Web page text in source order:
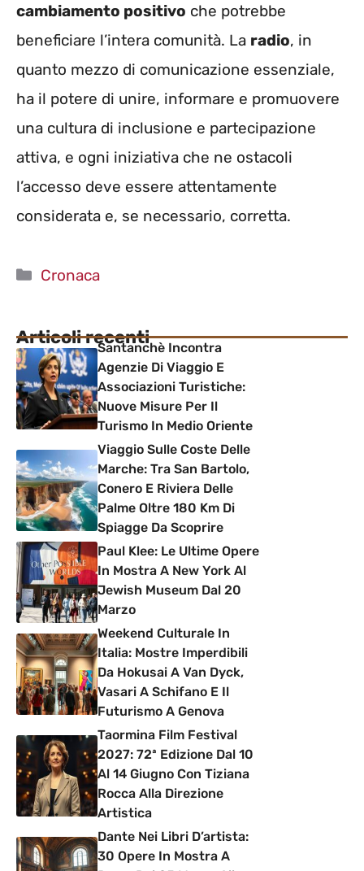
cambiamento positivo che potrebbe
beneficiare l’intera comunità. La radio, in
quanto mezzo di comunicazione essenziale,
ha il potere di unire, informare e promuovere
una cultura di inclusione e partecipazione
attiva, e ogni iniziativa che ne ostacoli
l’accesso deve essere attentamente
considerata e, se necessario, corretta.
Categorie
Cronaca
Articoli recentiSantanchè Incontra
Agenzie Di Viaggio E
Associazioni Turistiche:
Nuove Misure Per Il
Turismo In Medio Oriente
Viaggio Sulle Coste Delle
Marche: Tra San Bartolo,
Conero E Riviera Delle
Palme Oltre 180 Km Di
Spiagge Da Scoprire
Paul Klee: Le Ultime Opere
In Mostra A New York Al
Jewish Museum Dal 20
Marzo
Weekend Culturale In
Italia: Mostre Imperdibili
Da Hokusai A Van Dyck,
Vasari A Schifano E Il
Futurismo A Genova
Taormina Film Festival
2027: 72ª Edizione Dal 10
Al 14 Giugno Con Tiziana
Rocca Alla Direzione
Artistica
Dante Nei Libri D’artista:
30 Opere In Mostra A